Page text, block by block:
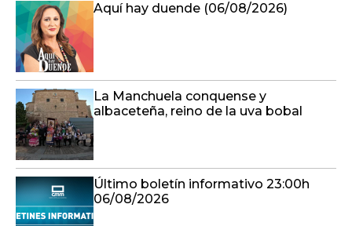
Aquí hay duende (06/08/2026)
La Manchuela conquense y
albaceteña, reino de la uva bobal
Último boletín informativo 23:00h
06/08/2026